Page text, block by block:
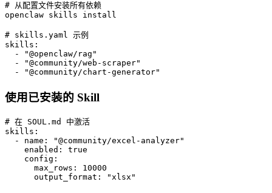
# 从配置文件安装所有依赖
openclaw skills install
# skills.yaml 示例
skills:
  - "@openclaw/rag"
  - "@community/web-scraper"
  - "@community/chart-generator"
使用已安装的 Skill
# 在 SOUL.md 中激活
skills:
  - name: "@community/excel-analyzer"
    enabled: true
    config:
      max_rows: 10000
      output_format: "xlsx"